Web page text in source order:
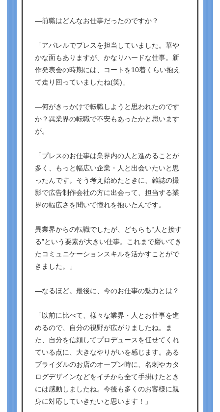
―前職はどんなお仕事だったのですか？
「アパレルでプレスを担当していました。華や
かな面もありますが、かなりハードな仕事。新
作発表会の時期には、コートを10着くらい抱え
て走り回っていましたね(笑)」
―何がきっかけで転職しようと思われたのです
か？異業界の転職で不安もあったかと思います
が。
「プレスのお仕事は業界内の人と進めることが
多く、もっと幅広い企業・人と出会いたいと思
ったんです。そう考え始めたときに、雑誌の撮
影で広告制作会社の方に出会って、担当する業
界の幅広さを聞いて憧れを抱いたんです。
異業界からの転職でしたが、どちらも“人と接す
る”という要素が大きい仕事。これまで磨いてき
たコミュニケーションスキルを活かすことがで
きました。」
―なるほど。最後に、今のお仕事の魅力とは？
「以前に比べて、様々な業界・人とお仕事を進
めるので、自分の視野が広がりましたね。ま
た、自分を信頼してプロデュースを任せてくれ
ている点に、大きなやりがいを感じます。ある
ブライダルのお店のオープン時に、名刺やカタ
ログデザインなどをイチから全て手掛けたとき
には感動しましたね。今後も多くのお客様に親
身に対応していきたいと思います！」